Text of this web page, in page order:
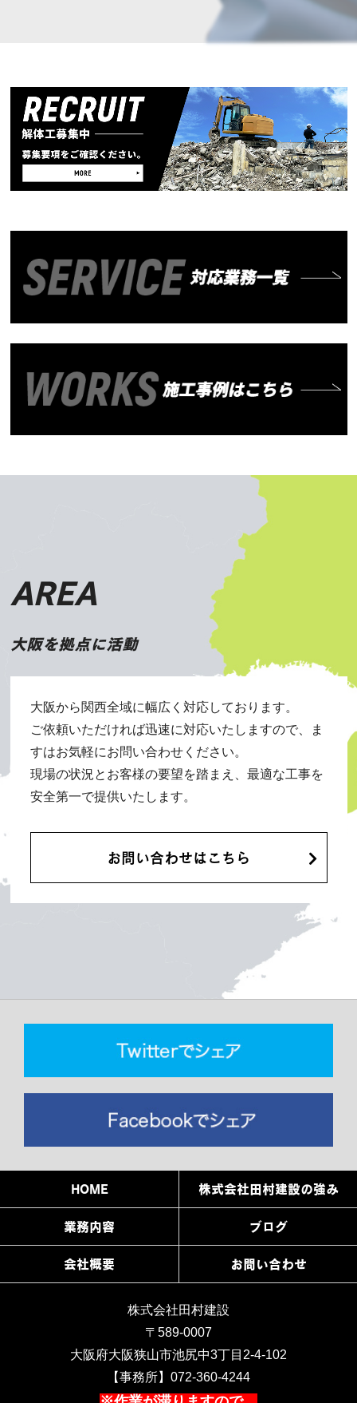
AREA
大阪を拠点に活動
大阪から関西全域に幅広く対応しております。
ご依頼いただければ迅速に対応いたしますので、ま
すはお気軽にお問い合わせください。
現場の状況とお客様の要望を踏まえ、最適な工事を
安全第一で提供いたします。
お問い合わせはこちら
HOME 株式会社田村建設の強み
業務内容 ブログ
会社概要 お問い合わせ
株式会社田村建設
〒589-0007
大阪府大阪狭山市池尻中3丁目2-4-102
【事務所】072-360-4244